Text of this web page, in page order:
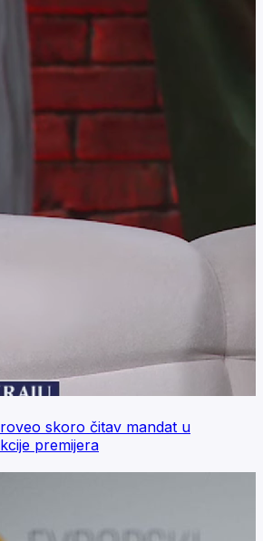
skoro čitav mandat u
premijera